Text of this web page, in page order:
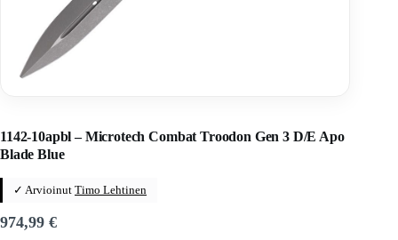
1142-10apbl – Microtech Combat Troodon Gen 3 D/E Apo
Blade Blue
✓ Arvioinut Timo Lehtinen
974,99 €